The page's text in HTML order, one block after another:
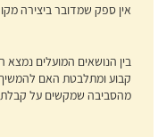
אין ספק שמדובר ביצירה
בין הנושאים המועלים נמצא
קבוע ומתלבטת האם להמשיך
מהסביבה שמקשים על קבלת